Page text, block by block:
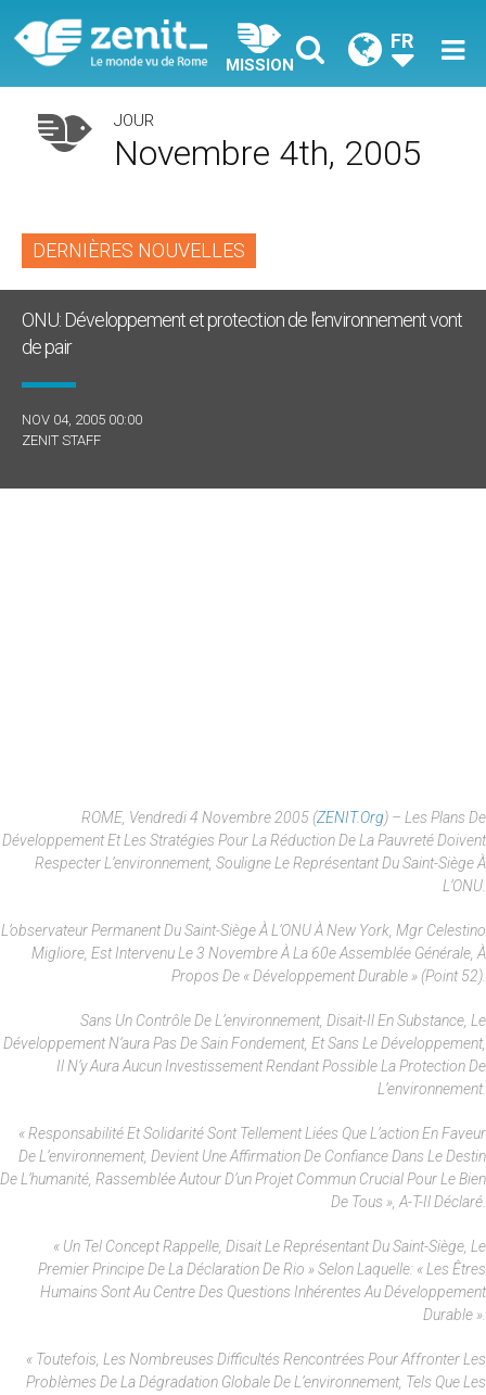
MISSION
FR
JOUR
Novembre 4th, 2005
DERNIÈRES NOUVELLES
ONU: Développement et protection de l’environnement vont
de pair
NOV 04, 2005 00:00
ZENIT STAFF
ROME, Vendredi 4 Novembre 2005 (ZENIT.org) – Les Plans De
Développement Et Les Stratégies Pour La Réduction De La Pauvreté Doivent
Respecter L’environnement, Souligne Le Représentant Du Saint-Siège À
L’ONU.
L’observateur Permanent Du Saint-Siège À L’ONU À New York, Mgr Celestino
Migliore, Est Intervenu Le 3 Novembre À La 60e Assemblée Générale, À
Propos De « Développement Durable » (point 52).
Sans Un Contrôle De L’environnement, Disait-Il En Substance, Le
Développement N’aura Pas De Sain Fondement, Et Sans Le Développement,
Il N’y Aura Aucun Investissement Rendant Possible La Protection De
L’environnement.
« Responsabilité Et Solidarité Sont Tellement Liées Que L’action En Faveur
De L’environnement, Devient Une Affirmation De Confiance Dans Le Destin
De L’humanité, Rassemblée Autour D’un Projet Commun Crucial Pour Le Bien
De Tous », A-T-Il Déclaré.
« Un Tel Concept Rappelle, Disait Le Représentant Du Saint-Siège, Le
Premier Principe De La Déclaration De Rio » Selon Laquelle: « Les Êtres
Humains Sont Au Centre Des Questions Inhérentes Au Développement
Durable ».
« Toutefois, Les Nombreuses Difficultés Rencontrées Pour Affronter Les
Problèmes De La Dégradation Globale De L’environnement, Tels Que Les